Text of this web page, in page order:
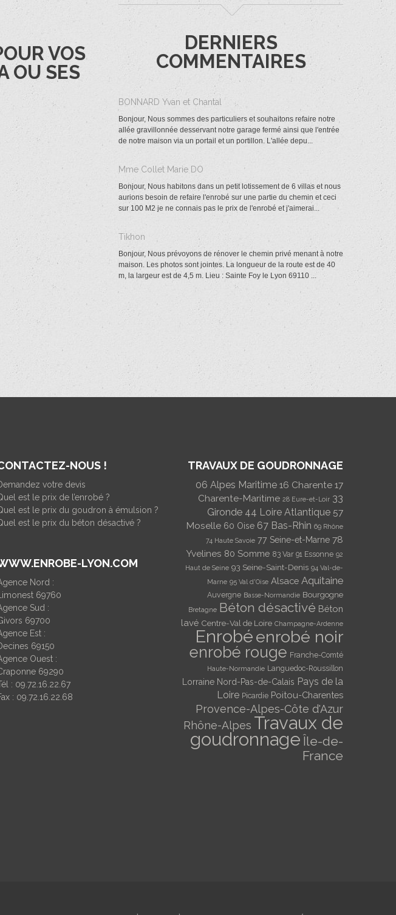
VOS
OU SES
DERNIERS
COMMENTAIRES
BONNARD Yvan et Chantal
Bonjour, Nous sommes des particuliers et souhaitons refaire notre
allée gravillonnée desservant notre garage fermé ainsi que l'entrée
de notre maison via un portail et un portillon. L'allée depu...
Mme Collet Marie DO
Bonjour, Nous habitons dans un petit lotissement de 6 villas et nous
aurions besoin de refaire l'enrobé sur une partie du chemin et ceci
sur 100 M2 je ne connais pas le prix de l'enrobé et j'aimerai...
Tikhon
Bonjour, Nous prévoyons de rénover le chemin privé menant à notre
maison. Les photos sont jointes. La longueur de la route est de 40
m, la largeur est de 4,5 m. Lieu : Sainte Foy le Lyon 69110 ...
NOUS !
votre devis
est le prix de l’enrobé ?
est le prix du goudron à émulsion ?
est le prix du béton désactivé ?
LYON.COM
Nord :
Limonest 69760
Sud :
69700
Est :
69150
Ouest :
69290
: 09.72.16.22.67
: 09.72.16.22.68
TRAVAUX DE GOUDRONNAGE
06 Alpes Maritime 16 Charente 17
Charente-Maritime 28 Eure-et-Loir 33
Gironde 44 Loire Atlantique 57
Moselle 60 Oise 67 Bas-Rhin 69 Rhône
74 Haute Savoie 77 Seine-et-Marne 78
Yvelines 80 Somme 83 Var 91 Essonne 92
Haut de Seine 93 Seine-Saint-Denis 94 Val-de-
Marne 95 Val d'Oise Alsace Aquitaine
Auvergne Basse-Normandie Bourgogne
Bretagne Béton désactivé Béton
lavé Centre-Val de Loire Champagne-Ardenne
Enrobéenrobé noir
enrobé rouge Franche-Comté
Haute-Normandie Languedoc-Roussillon
Lorraine Nord-Pas-de-Calais Pays de la
Loire Picardie Poitou-Charentes
Provence-Alpes-Côte d'Azur
Rhône-Alpes Travaux de
goudronnage Île-de-
France